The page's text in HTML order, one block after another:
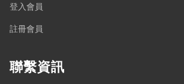
登入會員
註冊會員
聯繫資訊